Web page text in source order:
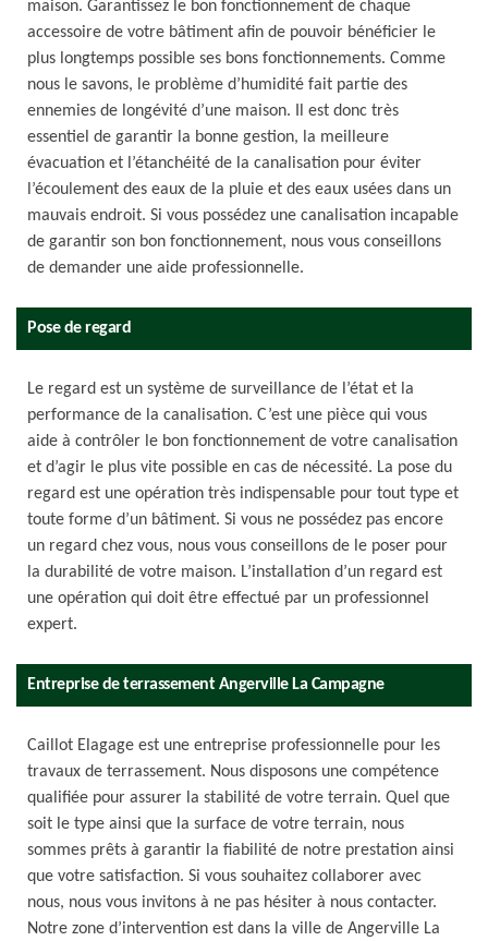
maison. Garantissez le bon fonctionnement de chaque
accessoire de votre bâtiment afin de pouvoir bénéficier le
plus longtemps possible ses bons fonctionnements. Comme
nous le savons, le problème d’humidité fait partie des
ennemies de longévité d’une maison. Il est donc très
essentiel de garantir la bonne gestion, la meilleure
évacuation et l’étanchéité de la canalisation pour éviter
l’écoulement des eaux de la pluie et des eaux usées dans un
mauvais endroit. Si vous possédez une canalisation incapable
de garantir son bon fonctionnement, nous vous conseillons
de demander une aide professionnelle.
Pose de regard
Le regard est un système de surveillance de l’état et la
performance de la canalisation. C’est une pièce qui vous
aide à contrôler le bon fonctionnement de votre canalisation
et d’agir le plus vite possible en cas de nécessité. La pose du
regard est une opération très indispensable pour tout type et
toute forme d’un bâtiment. Si vous ne possédez pas encore
un regard chez vous, nous vous conseillons de le poser pour
la durabilité de votre maison. L’installation d’un regard est
une opération qui doit être effectué par un professionnel
expert.
Entreprise de terrassement Angerville La Campagne
Caillot Elagage est une entreprise professionnelle pour les
travaux de terrassement. Nous disposons une compétence
qualifiée pour assurer la stabilité de votre terrain. Quel que
soit le type ainsi que la surface de votre terrain, nous
sommes prêts à garantir la fiabilité de notre prestation ainsi
que votre satisfaction. Si vous souhaitez collaborer avec
nous, nous vous invitons à ne pas hésiter à nous contacter.
Notre zone d’intervention est dans la ville de Angerville La